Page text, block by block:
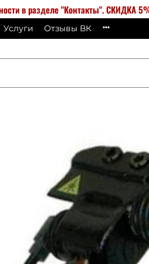
в разделе "Контакты".
Услуги Отзывы ВК